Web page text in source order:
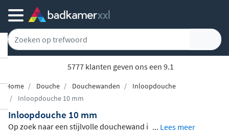
5777 klanten geven ons een 9.1
Home Douche Douchewanden
Inloopdouche
Inloopdouche 10 mm
Inloopdouche 10 mm
Op zoek naar een stijlvolle douchewand i ... Lees meer